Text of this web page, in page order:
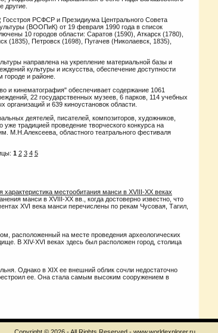
другие.
РСФСР и Президиума Центрального Совета
(ВООПиК) от 19 февраля 1990 года в список
10 городов области: Саратов (1590), Аткарск (1780),
(1835), Петровск (1698), Пугачев (Николаевск, 1835),
направлена на укрепление материальной базы и
культуры и искусства, обеспечение доступности
городе и районе.
и кинематография" обеспечивает содержание 1061
22 государственных музеев, 6 парков, 114 учебных
организаций и 639 киноустановок области.
деятелей, писателей, композиторов, художников,
традицией проведение творческого конкурса на
М.Н.Алексеева, областного театрального фестиваля
1 2 3 4 5
местообитания манси в XVIII-XX веках
манси в XVIII-XX вв., когда достоверно известно, что
XVI века манси перечислены по рекам Чусовая, Тагил,
расположенный на месте проведения археологических
В XIV-XVI веках здесь был расположен город, столица
Однако в XIX ее внешний облик сочли недостаточно
ее. Она стала самым высоким сооружением в